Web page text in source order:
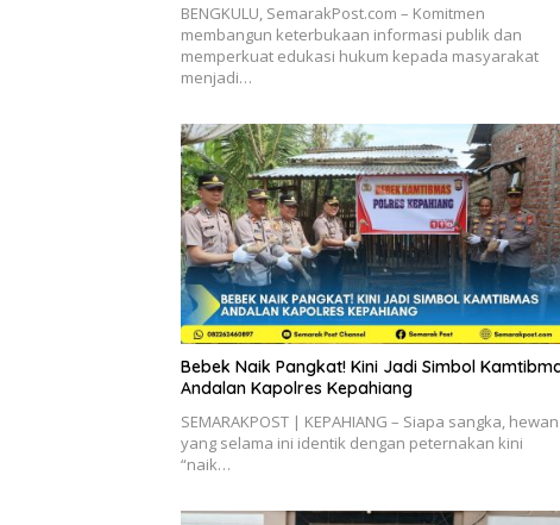
BENGKULU, SemarakPost.com – Komitmen
membangun keterbukaan informasi publik dan
memperkuat edukasi hukum kepada masyarakat
menjadi…
Bebek Naik Pangkat! Kini Jadi Simbol
Andalan Kapolres Kepahiang
SEMARAKPOST | KEPAHIANG – Siapa sangka, hewan
yang selama ini identik dengan peternakan kini
“naik…